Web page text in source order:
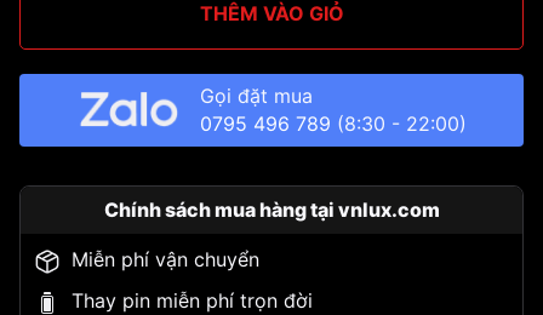
THÊM VÀO GIỎ
Gọi đặt mua
0795 496 789 (8:30 - 22:00)
Chính sách mua hàng tại vnlux.com
Miễn phí vận chuyển
Thay pin miễn phí trọn đời